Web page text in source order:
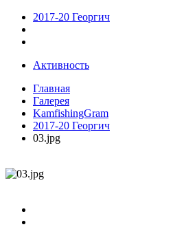
2017-20 Георгич
Активность
Главная
Галерея
KamfishingGram
2017-20 Георгич
03.jpg